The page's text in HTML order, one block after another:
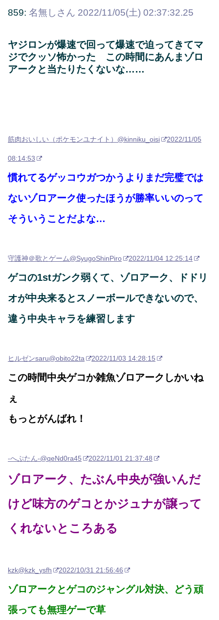
859: 名無しさん 2022/11/05(土) 02:37:32.25
ヤジロンが爆速で回って爆速で迫ってきてマ
ジでクッソ怖かった この時間にあんまゾロ
アークと当たりたくないな……
筋肉おいしい（ポケモンユナイト） @kinniku_oisi 2022/11/05
08:14:53
慣れてるゲッコウガつかうよりまだ完璧では
ないゾロアーク使ったほうが勝率いいのって
そういうことだよな…
守護神＠歌とゲーム@SyugoShinPiro 2022/11/04 12:25:14
ゲコの1stガンク弱くて、ゾロアーク、ドドリ
オが中央来るとスノーボールできないので、
違う中央キャラを練習します
ヒルゼンsaru@obito22ta 2022/11/03 14:28:15
この時間中央ゲコか雑魚ゾロアークしかいね
ぇ
もっとがんばれ！
-へぷたん-@qeNd0ra45 2022/11/01 21:37:48
ゾロアーク、たぶん中央が強いんだ
けど味方のゲコとかジュナが譲って
くれないところある
kzk@kzk_ysfh 2022/10/31 21:56:46
ゾロアークとゲコのジャングル対決、どう頑
張っても無理ゲーで草